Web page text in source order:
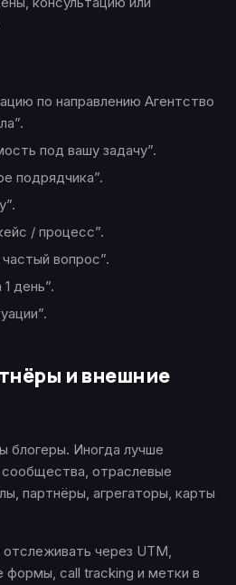
по направлению Агентство
под вашу задачу”.
подрядчика”.
/ процесс”.
вопрос”.
день”.
и внешние
блогеры. Иногда лучше
отраслевые
партнёры, агрегаторы, карты
через UTM,
call tracking и метки в